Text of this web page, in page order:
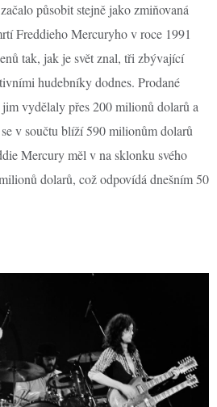
působit stejně jako zmiňovaná
Freddieho Mercuryho v roce 1991
tak, jak je svět znal, tři zbývající
hudebníky dodnes. Prodané
vydělaly přes 200 milionů dolarů a
v součtu blíží 590 milionům dolarů
Mercury měl v na sklonku svého
dolarů, což odpovídá dnešním 50